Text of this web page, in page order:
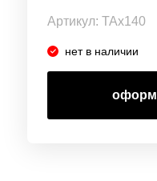
Артикул: TAx140
нет в наличии